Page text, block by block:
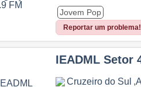
Jovem Pop
Reportar um problema!
IEADML Setor
Cruzeiro do Sul ,